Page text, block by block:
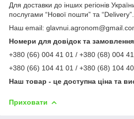
Для доставки до інших регіонів
послугами “Нової пошти” та “Delivery”.
Наш email:
Номери для довідок та
+380 (66) 004 41 01 / +380 (68) 004
+380 (66) 104 41 01 / +380 (68) 104
Наш товар - це доступна ціна та
Приховати